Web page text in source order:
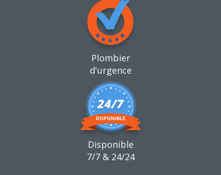
Plombier
d'urgence
Disponible
7/7 & 24/24